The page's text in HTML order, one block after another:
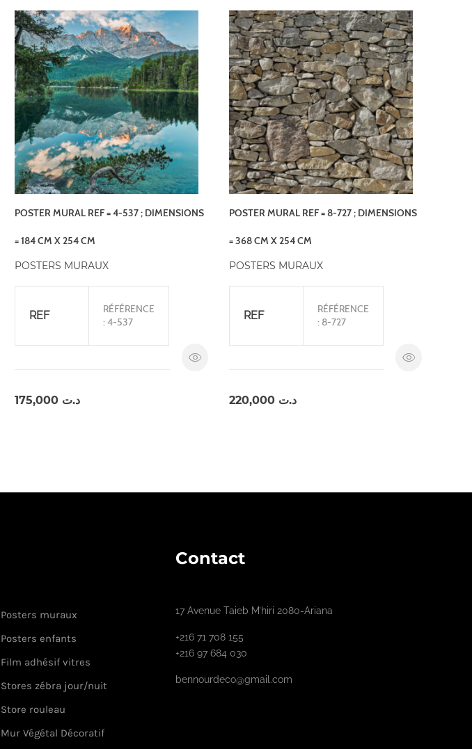
POSTER MURAL REF = 4-537 ; DIMENSIONS
= 184 CM X 254 CM
POSTERS MURAUX
REF
RÉFÉRENCE
: 4-537
د.ت
POSTER MURAL REF = 8-727 ; DIMENSIONS
= 368 CM X 254 CM
POSTERS MURAUX
REF
RÉFÉRENCE
: 8-727
د.ت 220,000
Posters muraux
Posters enfants
Film adhésif vitres
Stores zébra jour/nuit
Store rouleau
Mur Végétal Décoratif
Contact
17 Avenue Taieb M’hiri 2080-Ariana
+216 71 708 155
+216 97 684 030
bennourdeco@gmail.com